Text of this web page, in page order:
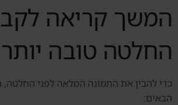
המשך קריאה
החלטה טובה יותר
כדי להבין את התמונה המלאה לפני החלטה,
הבאים: